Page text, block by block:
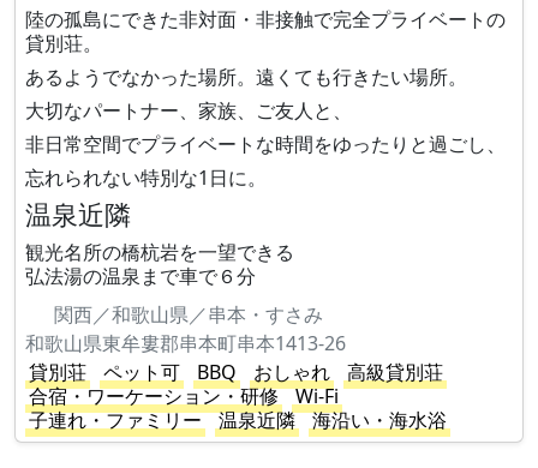
​陸の孤島にできた​非対面・非接触で完全プライベートの
貸別荘。
あるようでなかった場所。遠くても行きたい場所。
大切なパートナー、家族、ご友人と、
非日常空間でプライベートな時間をゆったりと過ごし、
忘れられない特別な1日に。
温泉近隣
観光名所の橋杭岩を一望できる
弘法湯の温泉まで車で６分
関西／和歌山県／串本・すさみ
和歌山県東牟婁郡串本町串本1413-26
貸別荘
ペット可 BBQ おしゃれ
高級貸別荘
合宿・ワーケーション・研修
Wi-Fi
子連れ・ファミリー
温泉近隣 海沿い・海水浴